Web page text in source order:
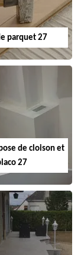
parquet 27
de cloison et
27